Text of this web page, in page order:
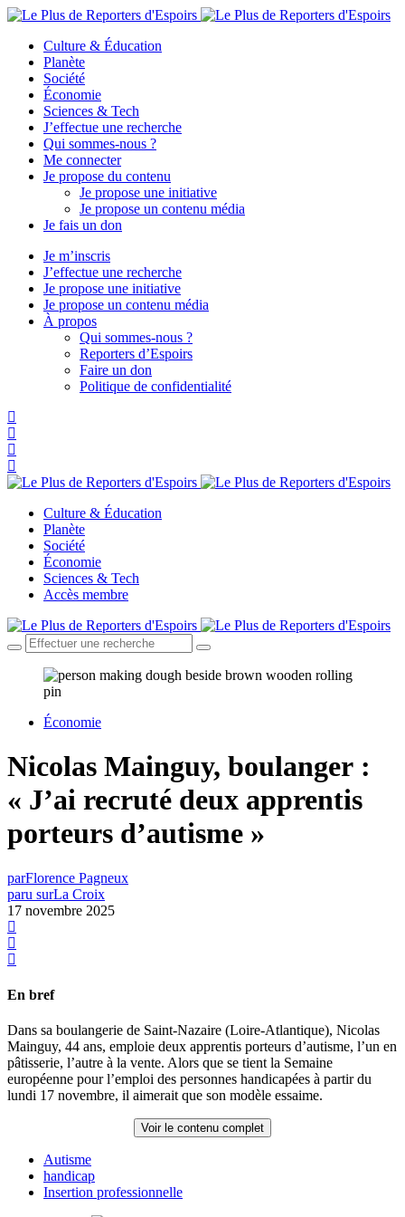
Culture & Éducation
Planète
Société
Économie
Sciences & Tech
J’effectue une recherche
Qui sommes-nous ?
Me connecter
Je propose du contenu
Je propose une initiative
Je propose un contenu média
Je fais un don
Je m’inscris
J’effectue une recherche
Je propose une initiative
Je propose un contenu média
À propos
Qui sommes-nous ?
Reporters d’Espoirs
Faire un don
Politique de confidentialité
Culture & Éducation
Planète
Société
Économie
Sciences & Tech
Accès membre
Économie
Nicolas Mainguy, boulanger :
« J’ai recruté deux apprentis
porteurs d’autisme »
parFlorence Pagneux
paru surLa Croix
17 novembre 2025
En bref
Dans sa boulangerie de Saint-Nazaire (Loire-Atlantique), Nicolas
Mainguy, 44 ans, emploie deux apprentis porteurs d’autisme, l’un en
pâtisserie, l’autre à la vente. Alors que se tient la Semaine
européenne pour l’emploi des personnes handicapées à partir du
lundi 17 novembre, il aimerait que son modèle essaime.
Voir le contenu complet
Autisme
handicap
Insertion professionnelle